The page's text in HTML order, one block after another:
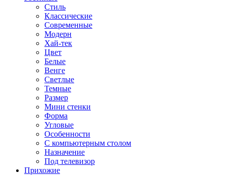
Стиль
Классические
Современные
Модерн
Хай-тек
Цвет
Белые
Венге
Светлые
Темные
Размер
Мини стенки
Форма
Угловые
Особенности
С компьютерным столом
Назначение
Под телевизор
Прихожие